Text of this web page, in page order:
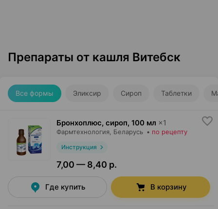
Препараты от кашля Витебск
Все формы Эликсир Сироп Таблетки
Бронхоплюс, сироп, 100 мл ×1
Фармтехнология , Беларусь • по рецепту
Инструкция
7,00 — 8,40 р.
Где купить В корзину